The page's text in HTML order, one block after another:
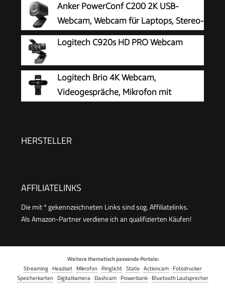
Anker PowerConf C200 2K USB-
Webcam, Webcam für Laptops, Stereo-
Mikrofone
Logitech C920s HD PRO Webcam
Logitech Brio 4K Webcam,
Videogespräche, Mikrofon mit
HERSTELLER
AFFILIATELINKS
Die mit * gekennzeichneten Links sind sog. Affiliatelinks.
Als Amazon-Partner verdiene ich an qualifizierten Käufen!
Weitere thematisch passende Portale:
Streaming·Headset·Mikrofon·Ringlicht·Stativ·Actioncam·Fotodrucker
Speicherkarten·Digitalkamera·Dashcam·Powerbank·Bluetooth Lautsprecher